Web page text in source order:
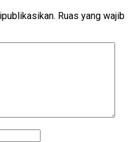
Ruas yang wajib